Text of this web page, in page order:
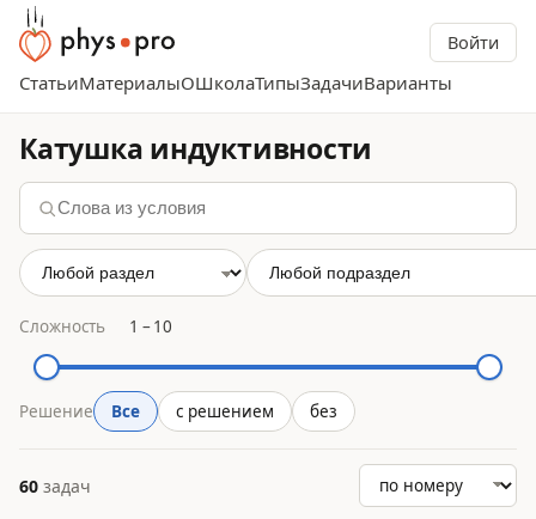
Войти
СтатьиМатериалыОШколаТипыЗадачиВарианты
Катушка индуктивности
Сложность 1 –10
Решение Все с решением без
60 задач